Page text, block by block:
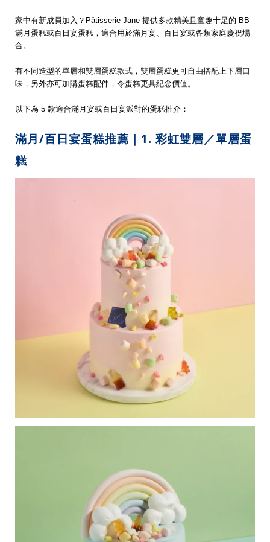
家中有新成員加入？Pâtisserie Jane 提供多款精美且童趣十足的 BB
滿月蛋糕或百日宴蛋糕，適合用於滿月宴、百日宴或各類家庭慶祝場
合。
有不同造型的單層和雙層蛋糕款式，雙層蛋糕更可自由搭配上下層口
味，另外亦可加購蛋糕配件，令蛋糕更具紀念價值。
以下為 5 款適合滿月宴或百日宴派對的蛋糕推介：
滿月/百日宴蛋糕推薦｜1. 彩虹雙層／單層蛋
糕